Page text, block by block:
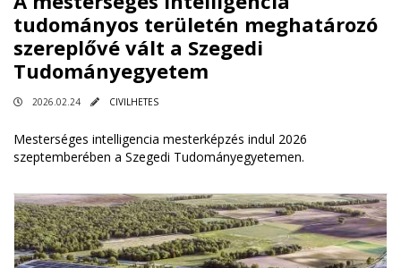
tudományos területén meghatározó
szereplővé vált a Szegedi
Tudományegyetem
2026.02.24 CIVILHETES
Mesterséges intelligencia mesterképzés indul 2026
szeptemberében a Szegedi Tudományegyetemen.